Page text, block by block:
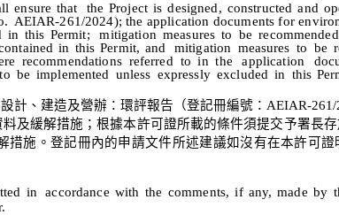
ensure that the Project is designed, constructed and
AEIAR-261/2024); the application documents for
in this Permit; mitigation measures to be recommended
in this Permit, and mitigation measures to be
recommendations referred to in the application
to be implemented unless expressly excluded in this
計、建造及營辦 ：環評報告 （登記冊編號： AEIAR-261/
及緩解措施；根據本許可證所載的條件須提交予署長
措施。 登記冊內的申請文件所述建議如沒有在本許可
in accordance with the comments, if any, made by